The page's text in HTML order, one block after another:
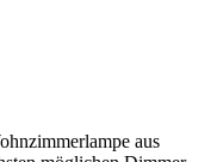
aus